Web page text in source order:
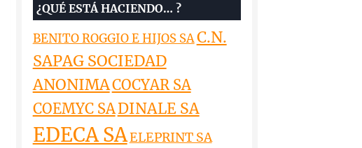
¿QUÉ ESTÁ HACIENDO… ?
BENITO ROGGIO E HIJOS SAC.N.
SAPAG SOCIEDAD
ANONIMACOCYAR SA
COEMYC SADINALE SA
EDECA SAELEPRINT SA